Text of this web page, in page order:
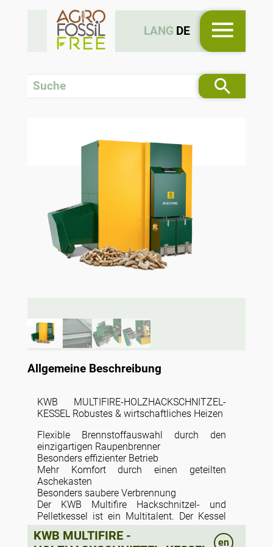
LANG DE
Allgemeine Beschreibung
KWB MULTIFIRE-HOLZHACKSCHNITZEL-
KESSEL Robustes & wirtschaftliches Heizen
Flexible Brennstoffauswahl durch den
einzigartigen Raupenbrenner
Besonders effizienter Betrieb
Mehr Komfort durch einen geteilten
Aschekasten
Besonders saubere Verbrennung
Der KWB Multifire Hackschnitzel- und
Pelletkessel ist ein Multitalent. Der Kessel
ist besonders robust und sparsam im
Brennstoffverbrauch. Im Leistungsbereich
KWB MULTIFIRE -
en